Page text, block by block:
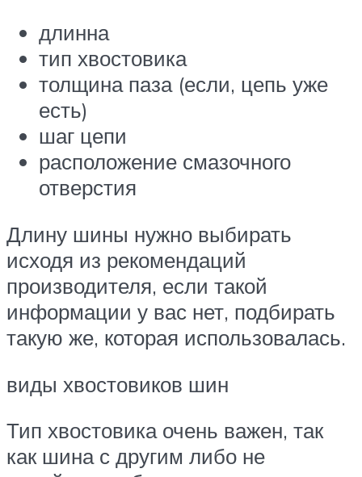
длинна
тип хвостовика
толщина паза (если, цепь уже
есть)
шаг цепи
расположение смазочного
отверстия
Длину шины нужно выбирать
исходя из рекомендаций
производителя, если такой
информации у вас нет, подбирать
такую же, которая использовалась.
виды хвостовиков шин
Тип хвостовика очень важен, так
как шина с другим либо не